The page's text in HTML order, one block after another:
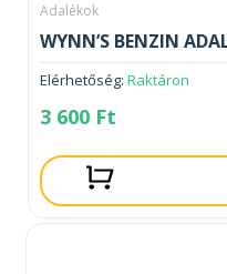
Adalékok
WYNN’S BENZIN
Elérhetőség: Raktáron
3 600 Ft